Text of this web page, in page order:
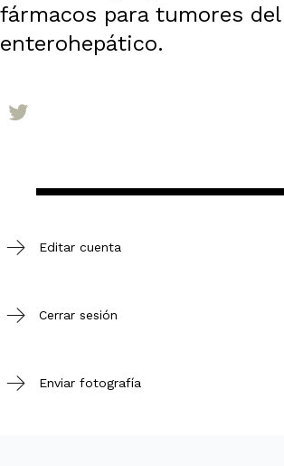
fármacos para tumores
enterohepático.
Editar cuenta
Cerrar sesión
Enviar fotografía